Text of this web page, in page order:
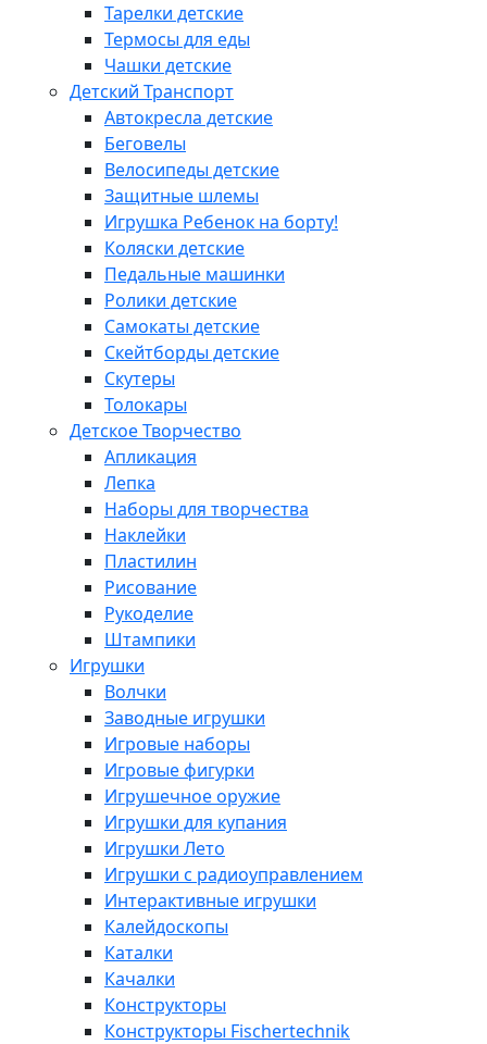
Тарелки детские
Термосы для еды
Чашки детские
Детский Транспорт
Автокресла детские
Беговелы
Велосипеды детские
Защитные шлемы
Игрушка Ребенок на борту!
Коляски детские
Педальные машинки
Ролики детские
Самокаты детские
Скейтборды детские
Скутеры
Толокары
Детское Творчество
Апликация
Лепка
Наборы для творчества
Наклейки
Пластилин
Рисование
Рукоделие
Штампики
Игрушки
Волчки
Заводные игрушки
Игровые наборы
Игровые фигурки
Игрушечное оружие
Игрушки для купания
Игрушки Лето
Игрушки с радиоуправлением
Интерактивные игрушки
Калейдоскопы
Каталки
Качалки
Конструкторы
Конструкторы Fisсhertechnik